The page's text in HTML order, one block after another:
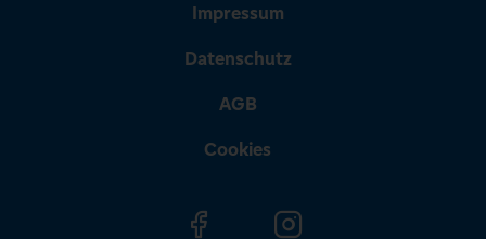
Impressum
Datenschutz
AGB
Cookies